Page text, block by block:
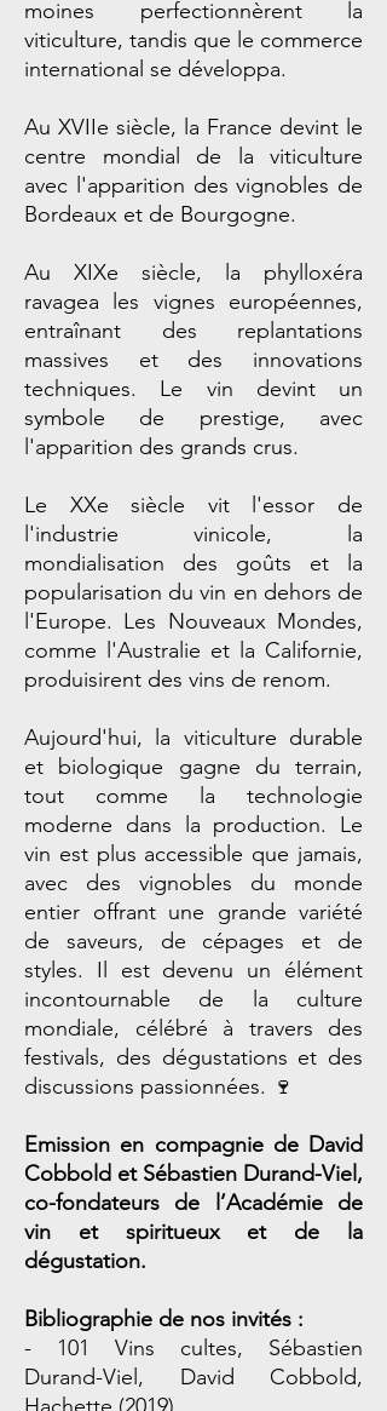
moines perfectionnèrent la
viticulture, tandis que le commerce
international se développa.
Au XVIIe siècle, la France devint le
centre mondial de la viticulture
avec l'apparition des vignobles de
Bordeaux et de Bourgogne.
Au XIXe siècle, la phylloxéra
ravagea les vignes européennes,
entraînant des replantations
massives et des innovations
techniques. Le vin devint un
symbole de prestige, avec
l'apparition des grands crus.
Le XXe siècle vit l'essor de
l'industrie vinicole, la
mondialisation des goûts et la
popularisation du vin en dehors de
l'Europe. Les Nouveaux Mondes,
comme l'Australie et la Californie,
produisirent des vins de renom.
Aujourd'hui, la viticulture durable
et biologique gagne du terrain,
tout comme la technologie
moderne dans la production. Le
vin est plus accessible que jamais,
avec des vignobles du monde
entier offrant une grande variété
de saveurs, de cépages et de
styles. Il est devenu un élément
incontournable de la culture
mondiale, célébré à travers des
festivals, des dégustations et des
discussions passionnées. 🍷
Emission en compagnie de David
Cobbold et Sébastien Durand-Viel,
co-fondateurs de l’Académie de
vin et spiritueux et de la
dégustation.
Bibliographie de nos invités :
- 101 Vins cultes, Sébastien
Durand-Viel, David Cobbold,